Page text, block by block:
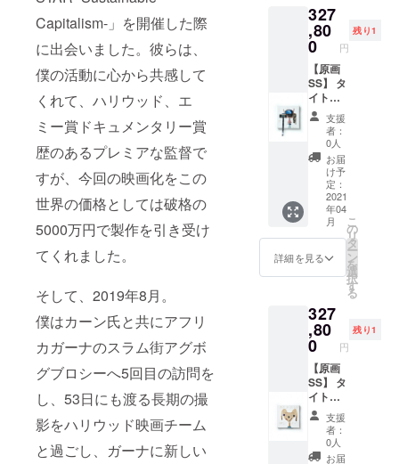
Capitalism-」を開催した際
に出会いました。彼らは、
僕の活動に心から共感して
くれて、ハリウッド、エ
ミー賞ドキュメンタリー賞
歴のあるプレミアな監督で
すが、今回の映画化をこの
世界の価格としては破格の
5000万円で製作を引き受け
てくれました。
そして、2019年8月。
僕はカーン氏と共にアフリ
カガーナのスラム街アグボ
グブロシーへ5回目の訪問を
し、53日にも渡る長期の撮
影をハリウッド映画チーム
と過ごし、ガーナに新しい
点もの
の原画
サイ
ズ：20
㎝×20㎝
素材：
Oil and
E-
waste
Canvas
327
,80
0 円
残り1
【原画
SS】 タ
イト
ル：
『人生
甘くな
い』 美
術家・
長坂真
護がE-
WASTE
を使用
して描
いた一
点もの
ズ：20
㎝×20㎝
素材：
Oil and
E-
waste
on
Canvas
支援
者：
0人
お届
け予
定：
2021
年04
月
詳細を見る
こ
の
リ
タ
ー
ン
を
選
択
す
る
327
,80
0 円
残り1
【原画
SS】 タ
イト
ル：
『朝の
モーニ
ングは
支援
者：
0人
お届